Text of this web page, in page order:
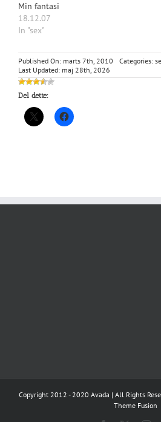
Min fantasi
18.12.07
In "sex"
Published On: marts 7th, 2010 Categories:
Last Updated: maj 28th, 2026
Del dette:
Copyright 2012 - 2020 Avada | All Rights
Theme Fusion